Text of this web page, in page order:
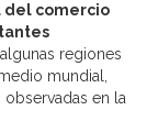
comercio
regiones
mundial,
en la